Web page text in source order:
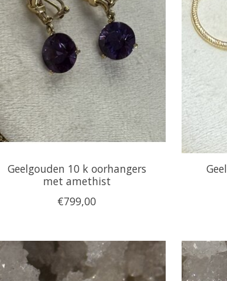
Geelgouden 10 k oorhangers
met amethist
€799,00